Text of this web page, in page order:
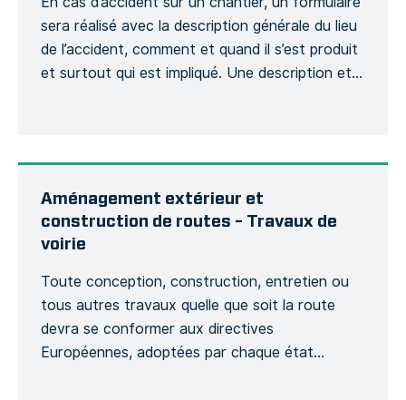
sera réalisé avec la description générale du lieu
de l’accident, comment et quand il s’est produit
et surtout qui est impliqué. Une description et
Aménagement extérieur et
construction de routes – Travaux de
voirie
Toute conception, construction, entretien ou
tous autres travaux quelle que soit la route
devra se conformer aux directives
Européennes, adoptées par chaque état